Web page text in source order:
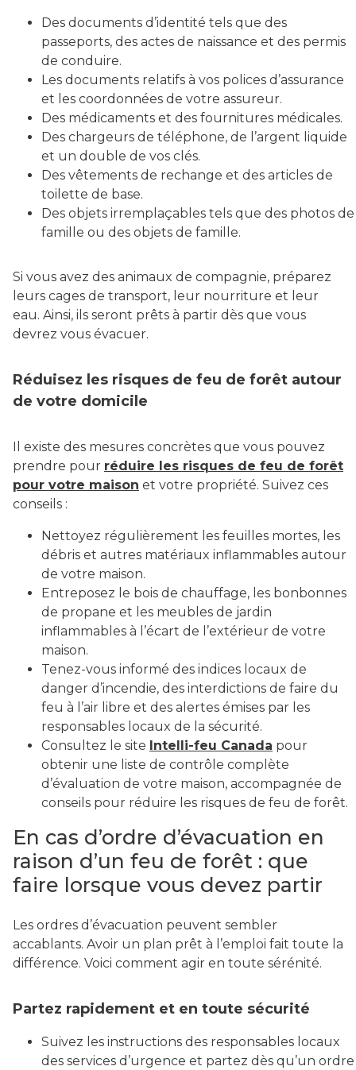
Des documents d’identité tels que des
passeports, des actes de naissance et des permis
de conduire.
Les documents relatifs à vos polices d’assurance
et les coordonnées de votre assureur.
Des médicaments et des fournitures médicales.
Des chargeurs de téléphone, de l’argent liquide
et un double de vos clés.
Des vêtements de rechange et des articles de
toilette de base.
Des objets irremplaçables tels que des photos de
famille ou des objets de famille.
Si vous avez des animaux de compagnie, préparez
leurs cages de transport, leur nourriture et leur
eau. Ainsi, ils seront prêts à partir dès que vous
devrez vous évacuer.
Réduisez les risques de feu de forêt autour
de votre domicile
Il existe des mesures concrètes que vous pouvez
prendre pour réduire les risques de feu de forêt
pour votre maison et votre propriété. Suivez ces
conseils :
Nettoyez régulièrement les feuilles mortes, les
débris et autres matériaux inflammables autour
de votre maison.
Entreposez le bois de chauffage, les bonbonnes
de propane et les meubles de jardin
inflammables à l’écart de l’extérieur de votre
maison.
Tenez-vous informé des indices locaux de
danger d’incendie, des interdictions de faire du
feu à l’air libre et des alertes émises par les
responsables locaux de la sécurité.
Consultez le site Intelli-feu Canada pour
obtenir une liste de contrôle complète
d’évaluation de votre maison, accompagnée de
conseils pour réduire les risques de feu de forêt.
En cas d’ordre d’évacuation en
raison d’un feu de forêt : que
faire lorsque vous devez partir
Les ordres d’évacuation peuvent sembler
accablants. Avoir un plan prêt à l’emploi fait toute la
différence. Voici comment agir en toute sérénité.
Partez rapidement et en toute sécurité
Suivez les instructions des responsables locaux
des services d’urgence et partez dès qu’un ordre